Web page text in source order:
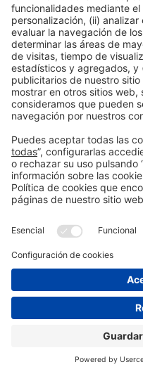
Información generalAviso legal
en las redes